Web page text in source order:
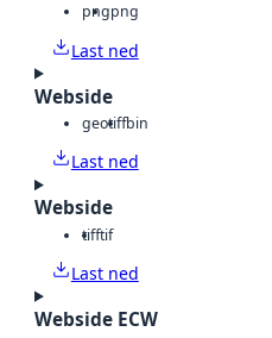
pngpng
Last ned
Webside
geotiffbin
Last ned
Webside
tifftif
Last ned
Webside ECW